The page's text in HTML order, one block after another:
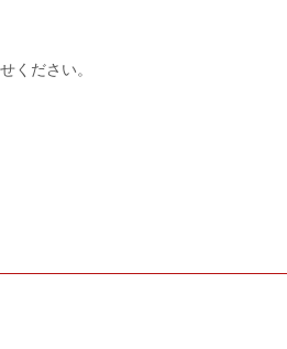
ください。